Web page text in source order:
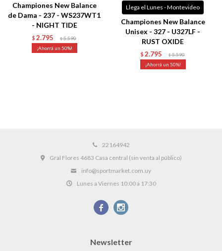
Championes New Balance
de Dama - 237 - WS237WT1
- NIGHT TIDE
$ 2.795 $ 5.590
50
Llega el Lunes - Montevideo
Championes New Balance
Unisex - 327 - U327LF -
RUST OXIDE
$ 2.795 $ 5.590
50
22164942
Gral Flores 4683 Casa central (sin venta al público)
info@sportmarket.com.uy
Lunes a Viernes 10:00 a 17:30
 
Newsletter